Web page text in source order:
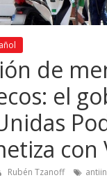
de
el
con
Rubén Tzanoff